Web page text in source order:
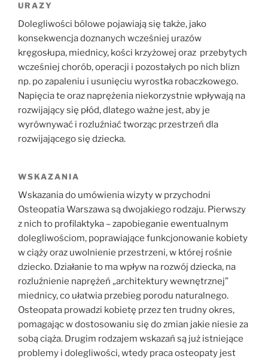
URAZY
Dolegliwości bólowe pojawiają się także, jako
konsekwencja doznanych wcześniej urazów
kręgosłupa, miednicy, kości krzyżowej oraz przebytych
wcześniej chorób, operacji i pozostałych po nich blizn
np. po zapaleniu i usunięciu wyrostka robaczkowego.
Napięcia te oraz naprężenia niekorzystnie wpływają na
rozwijający się płód, dlatego ważne jest, aby je
wyrównywać i rozluźniać tworząc przestrzeń dla
rozwijającego się dziecka.
WSKAZANIA
Wskazania do umówienia wizyty w przychodni
Osteopatia Warszawa są dwojakiego rodzaju. Pierwszy
z nich to profilaktyka – zapobieganie ewentualnym
dolegliwościom, poprawiające funkcjonowanie kobiety
w ciąży oraz uwolnienie przestrzeni, w której rośnie
dziecko. Działanie to ma wpływ na rozwój dziecka, na
rozluźnienie naprężeń „architektury wewnętrznej”
miednicy, co ułatwia przebieg porodu naturalnego.
Osteopata prowadzi kobietę przez ten trudny okres,
pomagając w dostosowaniu się do zmian jakie niesie za
sobą ciąża. Drugim rodzajem wskazań są już istniejące
problemy i dolegliwości, wtedy praca osteopaty jest